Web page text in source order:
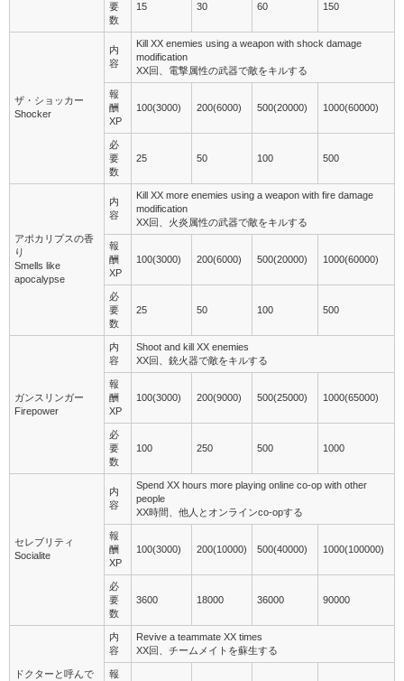
要
数
15 30 60 150
ザ・ショッカー
Shocker
内
容
Kill XX enemies using a weapon with shock damage
modification
XX回、電撃属性の武器で敵をキルする
報
酬
XP
100(3000) 200(6000) 500(20000) 1000(60000)
必
要
数
25 50 100 500
アポカリプスの香
り
Smells like
apocalypse
内
容
Kill XX more enemies using a weapon with fire damage
modification
XX回、火炎属性の武器で敵をキルする
報
酬
XP
100(3000) 200(6000) 500(20000) 1000(60000)
必
要
数
25 50 100 500
ガンスリンガー
Firepower
内
容
Shoot and kill XX enemies
XX回、銃火器で敵をキルする
報
酬
XP
100(3000) 200(9000) 500(25000) 1000(65000)
必
要
数
100 250 500 1000
セレブリティ
Socialite
内
容
Spend XX hours more playing online co-op with other
people
XX時間、他人とオンラインco-opする
報
酬
XP
100(3000) 200(10000) 500(40000) 1000(100000)
必
要
数
3600 18000 36000 90000
ドクターと呼んで
内
容
Revive a teammate XX times
XX回、チームメイトを蘇生する
報